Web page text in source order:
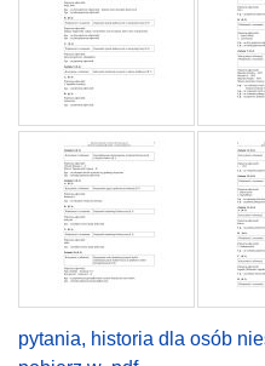
pytania, historia dla osób